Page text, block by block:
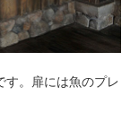
す。扉には魚のプレ